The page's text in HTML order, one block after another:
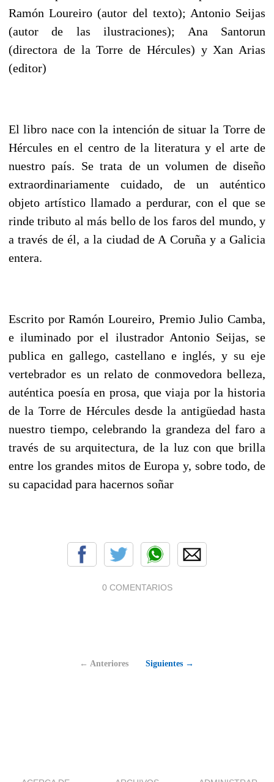
Ramón Loureiro (autor del texto); Antonio Seijas
(autor de las ilustraciones); Ana Santorun
(directora de la Torre de Hércules) y Xan Arias
(editor)
El libro nace con la intención de situar la Torre de
Hércules en el centro de la literatura y el arte de
nuestro país. Se trata de un volumen de diseño
extraordinariamente cuidado, de un auténtico
objeto artístico llamado a perdurar, con el que se
rinde tributo al más bello de los faros del mundo, y
a través de él, a la ciudad de A Coruña y a Galicia
entera.
Escrito por Ramón Loureiro, Premio Julio Camba,
e iluminado por el ilustrador Antonio Seijas, se
publica en gallego, castellano e inglés, y su eje
vertebrador es un relato de conmovedora belleza,
auténtica poesía en prosa, que viaja por la historia
de la Torre de Hércules desde la antigüedad hasta
nuestro tiempo, celebrando la grandeza del faro a
través de su arquitectura, de la luz con que brilla
entre los grandes mitos de Europa y, sobre todo, de
su capacidad para hacernos soñar
0 COMENTARIOS
← Anteriores Siguientes →